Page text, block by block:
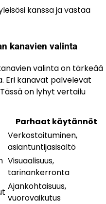
kanssa ja vastaa
kanavien valinta
valinta on tärkeää
Eri kanavat palvelevat
on lyhyt vertailu
Parhaat käytännöt
Verkostoituminen,
asiantuntijasisältö
Visuaalisuus,
tarinankerronta
Ajankohtaisuus,
vuorovaikutus